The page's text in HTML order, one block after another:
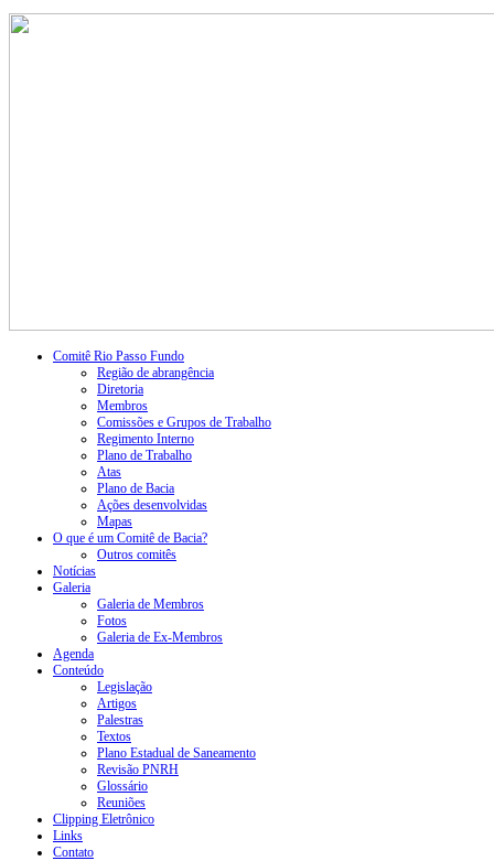
Comitê Rio Passo Fundo
Região de abrangência
Diretoria
Membros
Comissões e Grupos de Trabalho
Regimento Interno
Plano de Trabalho
Atas
Plano de Bacia
Ações desenvolvidas
Mapas
O que é um Comitê de Bacia?
Outros comitês
Notícias
Galeria
Galeria de Membros
Fotos
Galeria de Ex-Membros
Agenda
Conteúdo
Legislação
Artigos
Palestras
Textos
Plano Estadual de Saneamento
Revisão PNRH
Glossário
Reuniões
Clipping Eletrônico
Links
Contato